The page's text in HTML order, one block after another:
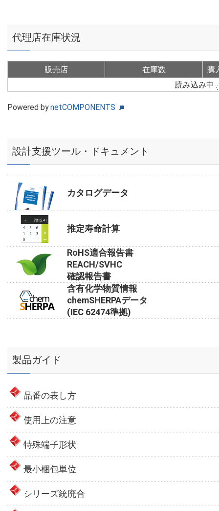
代理店在庫状況
販売店 在庫数
購
読み込み中
Powered bynetCOMPONENTS
設計支援ツール・ドキュメント
カタログデータ
推定寿命計算
RoHS適合報告書
REACH/SVHC
確認報告書
含有化学物質情報
chemSHERPAデータ
(IEC 62474準拠)
製品ガイド
品番の表し方
使用上の注意
特殊端子形状
最小梱包単位
シリーズ統廃合